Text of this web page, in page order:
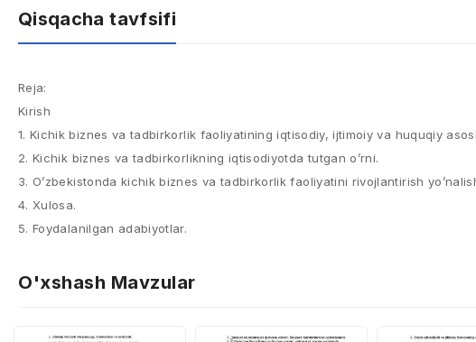
Qisqacha tavfsifi
Reja:
Kirish
1. Kichik biznes va tadbirkorlik faoliyatining iqtisodiy, ijtimoiy va huquqiy
2. Kichik biznes va tadbirkorlikning iqtisodiyotda tutgan o’rni.
3. O’zbekistonda kichik biznes va tadbirkorlik faoliyatini rivojlantirish
4. Xulosa.
5. Foydalanilgan adabiyotlar.
O'xshash Mavzular